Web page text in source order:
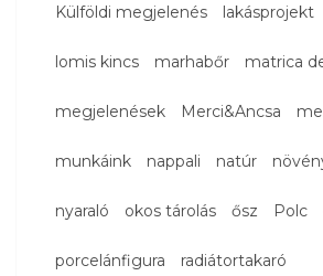
Külföldi megjelenés lakásprojekt
lomis kincs marhabőr matrica
megjelenések Merci&Ancsa
munkáink nappali natúr
nyaraló okos tárolás ősz Polc
porcelánfigura radiátortakaró